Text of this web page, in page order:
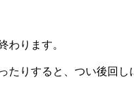
わります。
たりすると、つい後回し